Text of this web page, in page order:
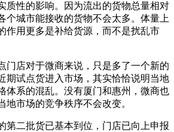
质性的影响。因为流出的货物总量相对
个城市能接收的货物不会太多。体量上
作用更多是补给货源，而不是扰乱市
门店对于微商来说，只是多了一个新的
期试点货进入市场，其实恰恰说明当地
体系的混乱。没有厦门和惠州，微商也
地市场的竞争秩序不会改变。
第二批货已基本到位，门店已向上申报